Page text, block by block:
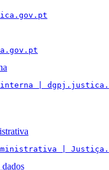
interna |
|